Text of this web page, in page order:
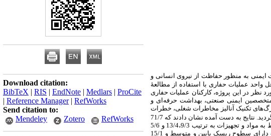
ایمنی به منظور حفاظت از نیروی انسانی و
عملیات حفاری با استفاده از مطالعۀ
در این پروژه، کارکنان عملیات حفاری
ایمنی صنعتی، بهداشت حرفه‌ای و
تکنیک آنالیز مخاطرات شغلی، خطرات
فاین استفاده گردید. نتایج به دست آمده نشان دادند که 71/7
تجهیزات به ترتیب 13/4،9/3
و 5/6
و 36/5 درصد از خطرات شناسایی شده به ترتیب دارای سطوح ریسک پایین و متوسط و 15/1
Download citation:
BibTeX | RIS | EndNote | Medlars | ProCite
| Reference Manager| RefWorks
Send citation to:
Mendeley
Zotero RefWorks